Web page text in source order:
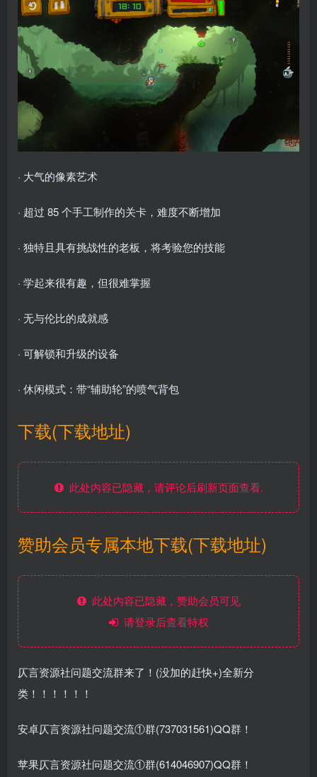
· 大气的像素艺术
· 超过 85 个手工制作的关卡，难度不断增加
· 独特且具有挑战性的老板，将考验您的技能
· 学起来很有趣，但很难掌握
· 无与伦比的成就感
· 可解锁和升级的设备
· 休闲模式：带“辅助轮”的喷气背包
下载(下载地址)
此处内容已隐藏，请评论后刷新页面查看.
赞助会员专属本地下载(下载地址)
此处内容已隐藏，赞助会员可见
请登录后查看特权
仄言资源社问题交流群来了！(没加的赶快+)全新分
类！！！！！！
安卓仄言资源社问题交流①群(737031561)QQ群！
苹果仄言资源社问题交流①群(614046907)QQ群！